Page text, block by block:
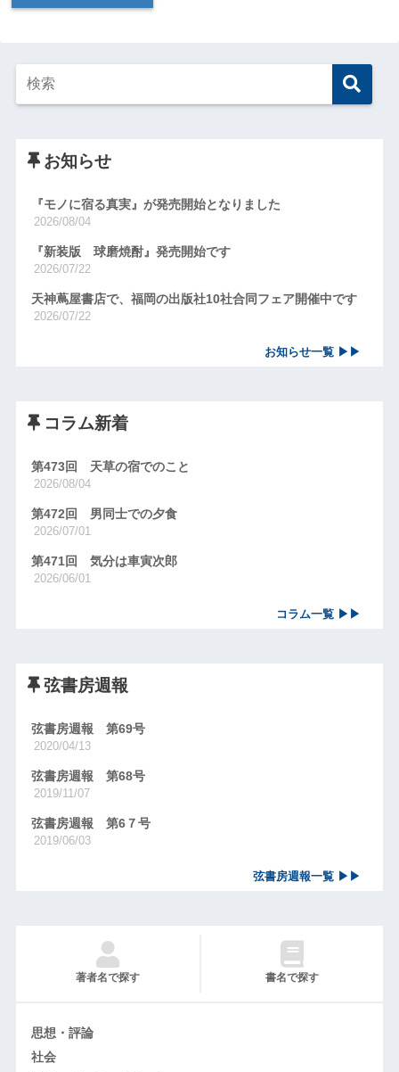
お知らせ
『モノに宿る真実』が発売開始となりました
2026/08/04
『新装版 球磨焼酎』発売開始です
2026/07/22
天神蔦屋書店で、福岡の出版社10社合同フェア開催中です
2026/07/22
お知らせ一覧 ▶▶
コラム新着
第473回 天草の宿でのこと
2026/08/04
第472回 男同士での夕食
2026/07/01
第471回 気分は車寅次郎
2026/06/01
コラム一覧 ▶▶
弦書房週報
弦書房週報 第69号
2020/04/13
弦書房週報 第68号
2019/11/07
弦書房週報 第6７号
2019/06/03
弦書房週報一覧 ▶▶
著者名で探す 書名で探す
思想・評論
社会